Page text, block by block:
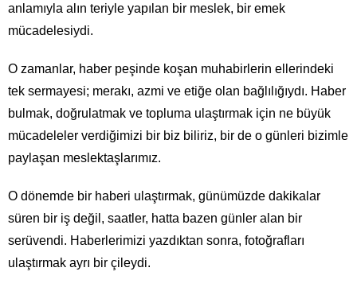
anlamıyla alın teriyle yapılan bir meslek, bir emek
mücadelesiydi.
O zamanlar, haber peşinde koşan muhabirlerin ellerindeki
tek sermayesi; merakı, azmi ve etiğe olan bağlılığıydı. Haber
bulmak, doğrulatmak ve topluma ulaştırmak için ne büyük
mücadeleler verdiğimizi bir biz biliriz, bir de o günleri bizimle
paylaşan meslektaşlarımız.
O dönemde bir haberi ulaştırmak, günümüzde dakikalar
süren bir iş değil, saatler, hatta bazen günler alan bir
serüvendi. Haberlerimizi yazdıktan sonra, fotoğrafları
ulaştırmak ayrı bir çileydi.